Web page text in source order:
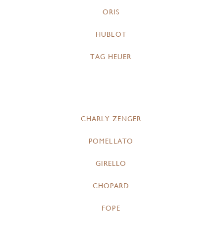
ORIS
HUBLOT
TAG HEUER
CHARLY ZENGER
POMELLATO
GIRELLO
CHOPARD
FOPE